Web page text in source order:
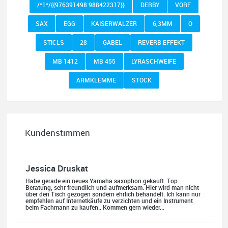
/*1*/{{976391498 988422317}} DERBY VORF
SAX EGG KAISERWALZER 6,3MM O
STICLS 28 GABEL REVERB EFFEKT
MB 1412 MB 455 LYRASCHWEIFE
ARMKLEMME STOCK
Kundenstimmen
Jessica Druskat
Habe gerade ein neues Yamaha saxophon gekauft. Top
Beratung, sehr freundlich und aufmerksam. Hier wird man nicht
über den Tisch gezogen sondern ehrlich behandelt. Ich kann nur
empfehlen auf Internetkäufe zu verzichten und ein Instrument
beim Fachmann zu kaufen.. Kommen gern wieder...